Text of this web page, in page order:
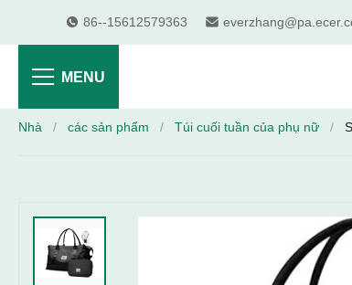
86--15612579363
MENU
Nhà / các sản phẩm / Túi cuối tuần của phụ nữ /